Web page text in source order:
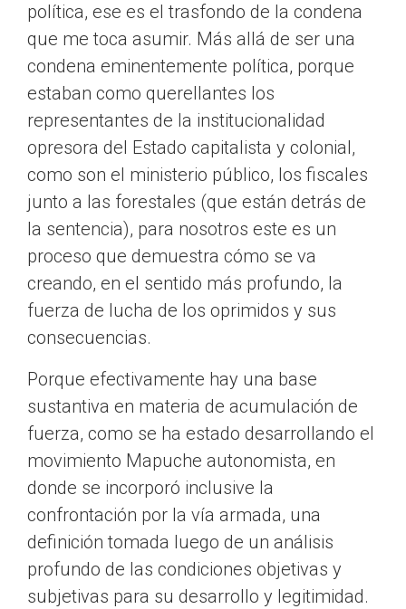
política, ese es el trasfondo de la condena
que me toca asumir. Más allá de ser una
condena eminentemente política, porque
estaban como querellantes los
representantes de la institucionalidad
opresora del Estado capitalista y colonial,
como son el ministerio público, los fiscales
junto a las forestales (que están detrás de
la sentencia), para nosotros este es un
proceso que demuestra cómo se va
creando, en el sentido más profundo, la
fuerza de lucha de los oprimidos y sus
consecuencias.
Porque efectivamente hay una base
sustantiva en materia de acumulación de
fuerza, como se ha estado desarrollando el
movimiento Mapuche autonomista, en
donde se incorporó inclusive la
confrontación por la vía armada, una
definición tomada luego de un análisis
profundo de las condiciones objetivas y
subjetivas para su desarrollo y legitimidad.